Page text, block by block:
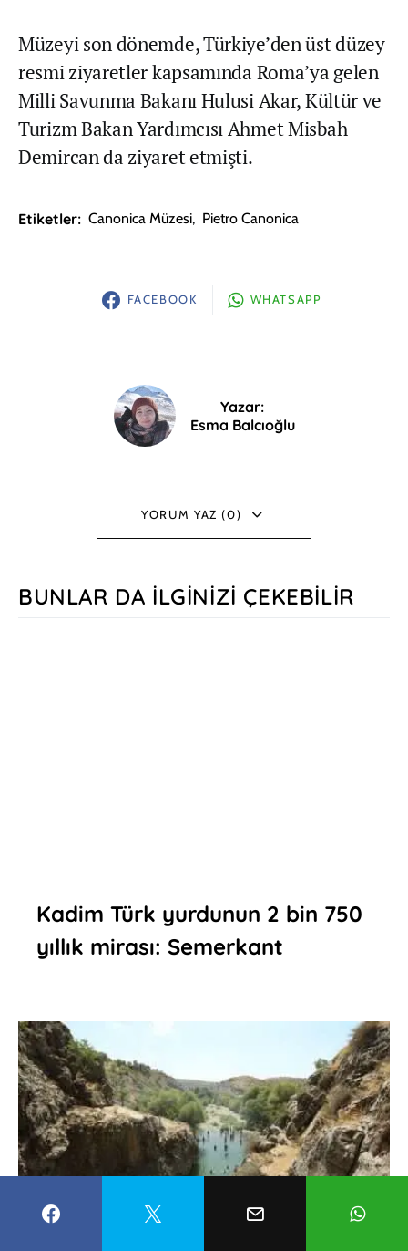
Müzeyi son dönemde, Türkiye’den üst düzey
resmi ziyaretler kapsamında Roma’ya gelen
Milli Savunma Bakanı Hulusi Akar, Kültür ve
Turizm Bakan Yardımcısı Ahmet Misbah
Demircan da ziyaret etmişti.
Etiketler: Canonica Müzesi, Pietro Canonica
FACEBOOK WHATSAPP
Yazar:
Esma Balcıoğlu
YORUM YAZ (0)
BUNLAR DA İLGINIZI ÇEKEBILIR
Kadim Türk yurdunun 2 bin 750
yıllık mirası: Semerkant